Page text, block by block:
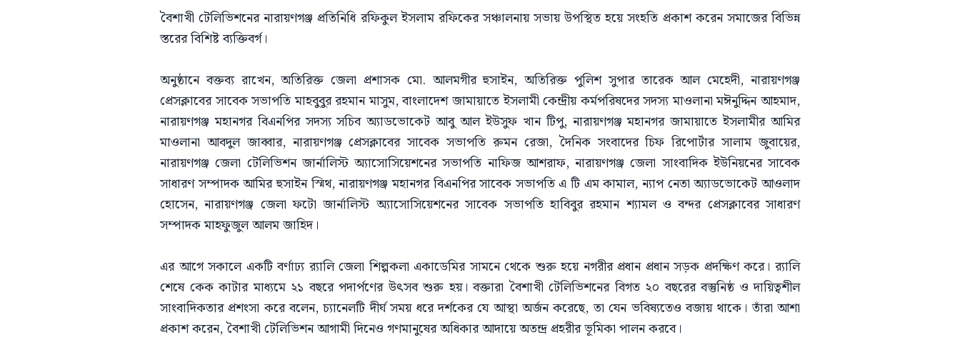
বৈশাখী টেলিভিশনের নারায়ণগঞ্জ প্রতিনিধি রফিকুল ইসলাম রফিকের সঞ্চালনায় সভায় উপস্থিত হয়ে সংহতি প্রকাশ করেন সমাজের বিভিন্ন
স্তরের বিশিষ্ট ব্যক্তিবর্গ।
অনুষ্ঠানে বক্তব্য রাখেন, অতিরিক্ত জেলা প্রশাসক মো. আলমগীর হুসাইন, অতিরিক্ত পুলিশ সুপার তারেক আল মেহেদী, নারায়ণগঞ্জ
প্রেসক্লাবের সাবেক সভাপতি মাহবুবুর রহমান মাসুম, বাংলাদেশ জামায়াতে ইসলামী কেন্দ্রীয় কর্মপরিষদের সদস্য মাওলানা মঈনুদ্দিন আহমাদ,
নারায়ণগঞ্জ মহানগর বিএনপির সদস্য সচিব অ্যাডভোকেট আবু আল ইউসুফ খান টিপু, নারায়ণগঞ্জ মহানগর জামায়াতে ইসলামীর আমির
মাওলানা আবদুল জাব্বার, নারায়ণগঞ্জ প্রেসক্লাবের সাবেক সভাপতি রুমন রেজা, দৈনিক সংবাদের চিফ রিপোর্টার সালাম জুবায়ের,
নারায়ণগঞ্জ জেলা টেলিভিশন জার্নালিস্ট অ্যাসোসিয়েশনের সভাপতি নাফিজ আশরাফ, নারায়ণগঞ্জ জেলা সাংবাদিক ইউনিয়নের সাবেক
সাধারণ সম্পাদক আমির হুসাইন স্মিথ, নারায়ণগঞ্জ মহানগর বিএনপির সাবেক সভাপতি এ টি এম কামাল, ন্যাপ নেতা অ্যাডভোকেট আওলাদ
হোসেন, নারায়ণগঞ্জ জেলা ফটো জার্নালিস্ট অ্যাসোসিয়েশনের সাবেক সভাপতি হাবিবুর রহমান শ্যামল ও বন্দর প্রেসক্লাবের সাধারণ
সম্পাদক মাহফুজুল আলম জাহিদ।
এর আগে সকালে একটি বর্ণাঢ্য র‍্যালি জেলা শিল্পকলা একাডেমির সামনে থেকে শুরু হয়ে নগরীর প্রধান প্রধান সড়ক প্রদক্ষিণ করে। র‍্যালি
শেষে কেক কাটার মাধ্যমে ২১ বছরে পদার্পণের উৎসব শুরু হয়। বক্তারা বৈশাখী টেলিভিশনের বিগত ২০ বছরের বস্তুনিষ্ঠ ও দায়িত্বশীল
সাংবাদিকতার প্রশংসা করে বলেন, চ্যানেলটি দীর্ঘ সময় ধরে দর্শকের যে আস্থা অর্জন করেছে, তা যেন ভবিষ্যতেও বজায় থাকে। তাঁরা আশা
প্রকাশ করেন, বৈশাখী টেলিভিশন আগামী দিনেও গণমানুষের অধিকার আদায়ে অতন্দ্র প্রহরীর ভূমিকা পালন করবে।